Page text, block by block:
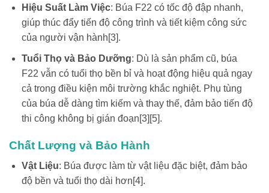
Hiệu Suất Làm Việc: Búa F22 có tốc độ đập nhanh,
giúp thúc đẩy tiến độ công trình và tiết kiệm công sức
của người vận hành[3].
Tuổi Thọ và Bảo Dưỡng: Dù là sản phẩm cũ, búa
F22 vẫn có tuổi thọ bền bỉ và hoạt động hiệu quả ngay
cả trong điều kiện môi trường khắc nghiệt. Phụ tùng
của búa dễ dàng tìm kiếm và thay thế, đảm bảo tiến độ
thi công không bị gián đoạn[3][5].
Chất Lượng và Bảo Hành
Vật Liệu: Búa được làm từ vật liệu đặc biệt, đảm bảo
độ bền và tuổi thọ dài hơn[4].